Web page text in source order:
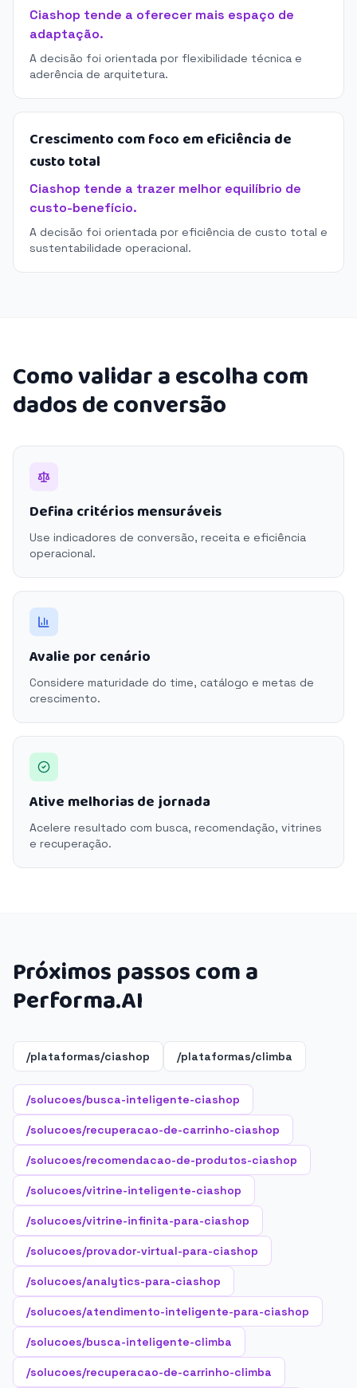
Ciashop tende a oferecer mais espaço de
adaptação.
A decisão foi orientada por flexibilidade técnica e
aderência de arquitetura.
Crescimento com foco em eficiência de
custo total
Ciashop tende a trazer melhor equilíbrio de
custo-benefício.
A decisão foi orientada por eficiência de custo total e
sustentabilidade operacional.
Como validar a escolha com
dados de conversão
Defina critérios mensuráveis
Use indicadores de conversão, receita e eficiência
operacional.
Avalie por cenário
Considere maturidade do time, catálogo e metas de
crescimento.
Ative melhorias de jornada
Acelere resultado com busca, recomendação, vitrines
e recuperação.
Próximos passos com a
Performa.AI
/plataformas/ciashop /plataformas/climba
/solucoes/busca-inteligente-ciashop
/solucoes/recuperacao-de-carrinho-ciashop
/solucoes/recomendacao-de-produtos-ciashop
/solucoes/vitrine-inteligente-ciashop
/solucoes/vitrine-infinita-para-ciashop
/solucoes/provador-virtual-para-ciashop
/solucoes/analytics-para-ciashop
/solucoes/atendimento-inteligente-para-ciashop
/solucoes/busca-inteligente-climba
/solucoes/recuperacao-de-carrinho-climba